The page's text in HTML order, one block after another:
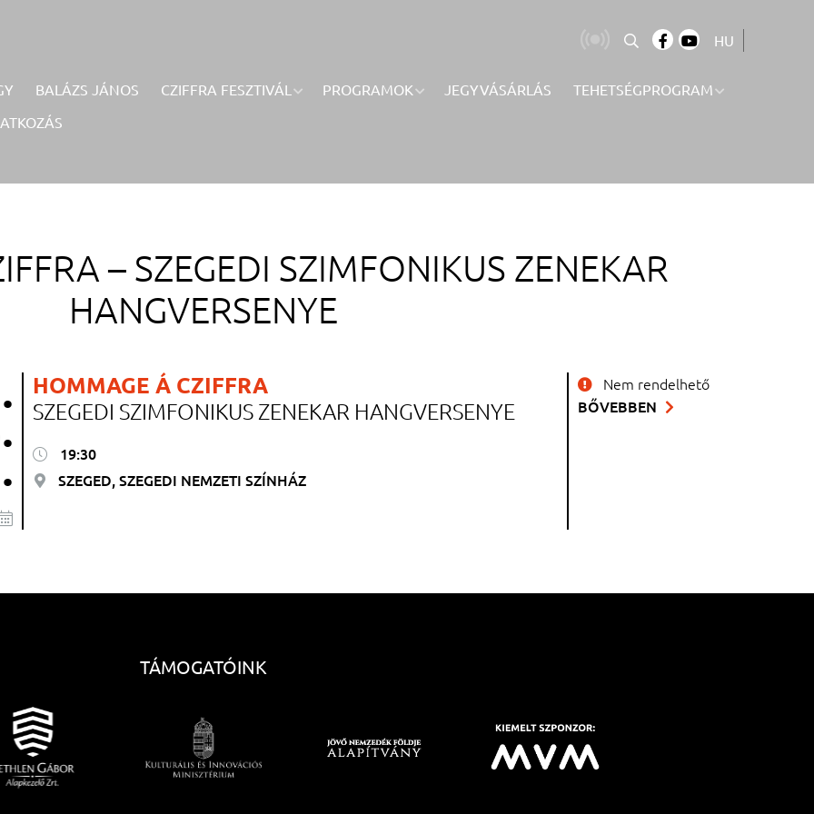
HU
BALÁZS JÁNOS CZIFFRA FESZTIVÁL PROGRAMOK JEGYVÁSÁRLÁS
TEHETSÉGPROGRAM
– SZEGEDI SZIMFONIKUS ZENEKAR
HANGVERSENYE
HOMMAGE Á CZIFFRA
SZEGEDI SZIMFONIKUS ZENEKAR HANGVERSENYE
19:30
SZEGED, SZEGEDI NEMZETI SZÍNHÁZ
Nem rendelhető
BŐVEBBEN
TÁMOGATÓINK